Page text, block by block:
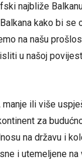
najbliže
kako bi se
na našu
u našoj
ili više
za
na državu i
i utemeljene